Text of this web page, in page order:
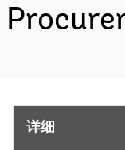
详细